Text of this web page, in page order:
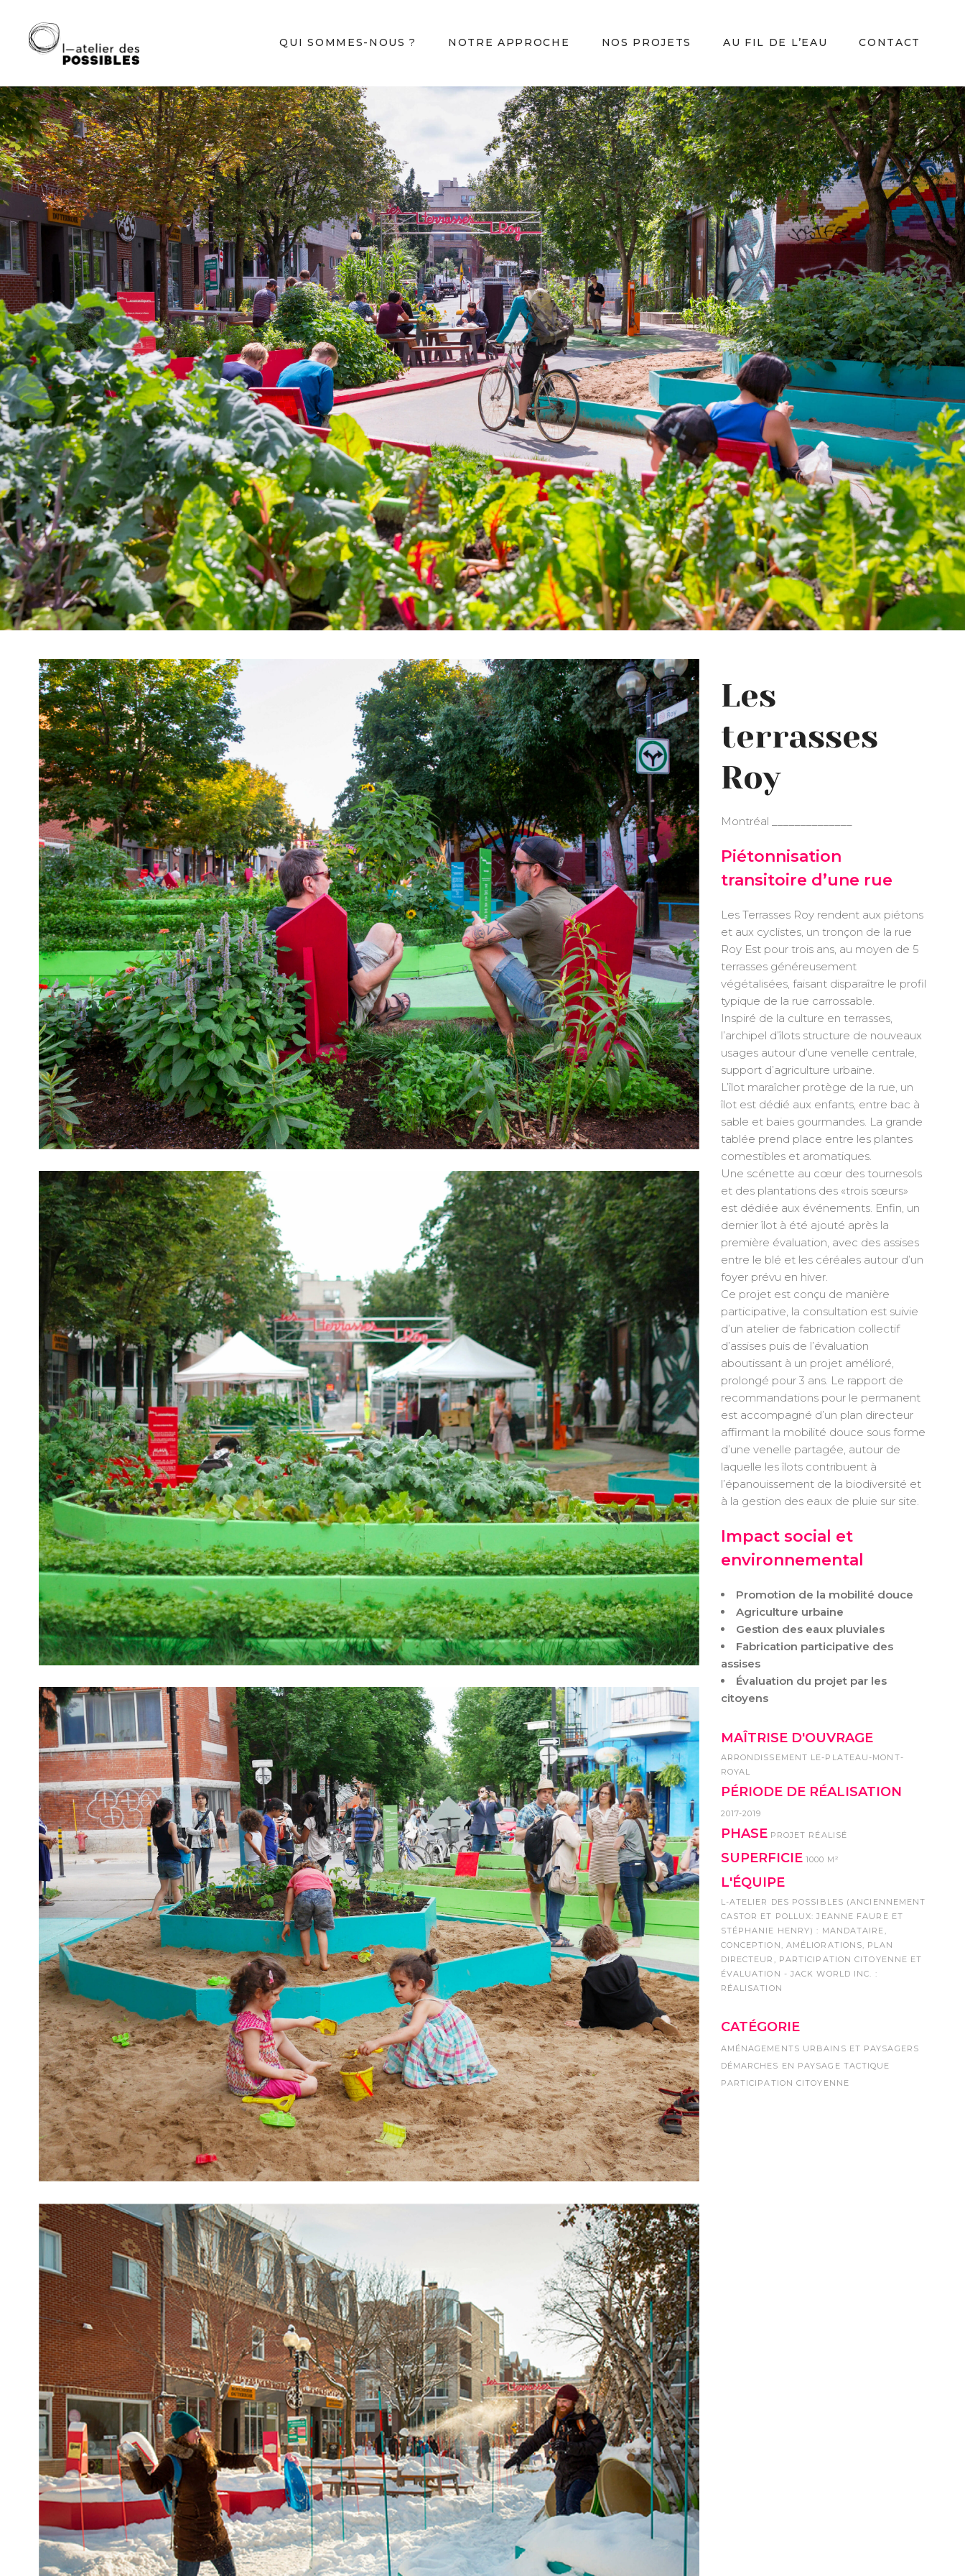
QUI SOMMES-NOUS ? NOTRE APPROCHE NOS PROJETS AU FIL DE L’EAU CONTACT
Les
terrasses
Roy
Montréal ______________
Piétonnisation
transitoire d’une rue
Les Terrasses Roy rendent aux piétons
et aux cyclistes, un tronçon de la rue
Roy Est pour trois ans, au moyen de 5
terrasses généreusement
végétalisées, faisant disparaître le profil
typique de la rue carrossable.
Inspiré de la culture en terrasses,
l’archipel d’îlots structure de nouveaux
usages autour d’une venelle centrale,
support d’agriculture urbaine.
L’îlot maraîcher protège de la rue, un
îlot est dédié aux enfants, entre bac à
sable et baies gourmandes. La grande
tablée prend place entre les plantes
comestibles et aromatiques.
Une scénette au cœur des tournesols
et des plantations des «trois sœurs»
est dédiée aux événements. Enfin, un
dernier îlot à été ajouté après la
première évaluation, avec des assises
entre le blé et les céréales autour d’un
foyer prévu en hiver.
Ce projet est conçu de manière
participative, la consultation est suivie
d’un atelier de fabrication collectif
d’assises puis de l’évaluation
aboutissant à un projet amélioré,
prolongé pour 3 ans. Le rapport de
recommandations pour le permanent
est accompagné d’un plan directeur
affirmant la mobilité douce sous forme
d’une venelle partagée, autour de
laquelle les îlots contribuent à
l’épanouissement de la biodiversité et
à la gestion des eaux de pluie sur site.
Impact social et
environnemental
Promotion de la mobilité douce
Agriculture urbaine
Gestion des eaux pluviales
Fabrication participative des
assises
Évaluation du projet par les
citoyens
MAÎTRISE D'OUVRAGE
ARRONDISSEMENT LE-PLATEAU-MONT-
ROYAL
PÉRIODE DE RÉALISATION
2017-2019
PHASE PROJET RÉALISÉ
SUPERFICIE 1000 M²
L'ÉQUIPE
L-ATELIER DES POSSIBLES (ANCIENNEMENT
CASTOR ET POLLUX: JEANNE FAURE ET
STÉPHANIE HENRY) : MANDATAIRE,
CONCEPTION, AMÉLIORATIONS, PLAN
DIRECTEUR, PARTICIPATION CITOYENNE ET
ÉVALUATION - JACK WORLD INC. :
RÉALISATION
CATÉGORIE
AMÉNAGEMENTS URBAINS ET PAYSAGERS
DÉMARCHES EN PAYSAGE TACTIQUE
PARTICIPATION CITOYENNE